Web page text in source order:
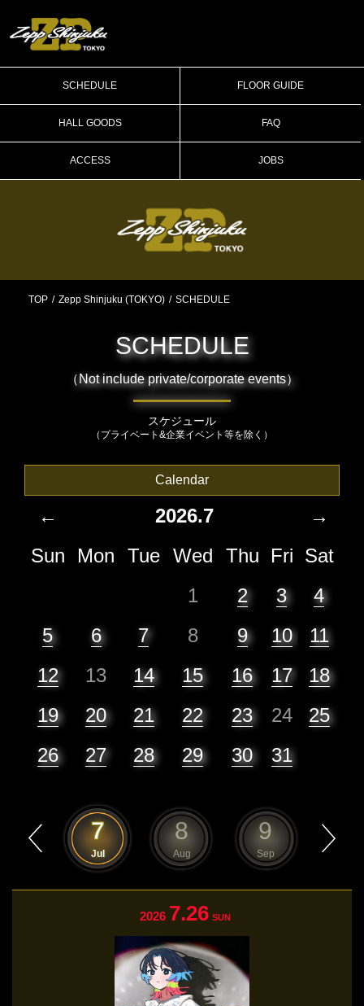
SCHEDULE FLOOR GUIDE
HALL GOODS FAQ
ACCESS JOBS
TOP Zepp Shinjuku (TOKYO) SCHEDULE
SCHEDULE
（Not include private/corporate events）
スケジュール
（プライベート&企業イベント等を除く）
Calendar
← 2026.7
→
Sun
Mon Tue Wed Thu Fri Sat
1
2 3
4
5
6 7 8 9 10
11
12
13 14 15 16 17
18
19
20 21 22 23 24
25
26
27 28 29 30 31
7
Jul
8
Aug
9
Sep
2026 7.26 SUN